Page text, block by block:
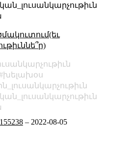
խելախօս
– 2022-08-05